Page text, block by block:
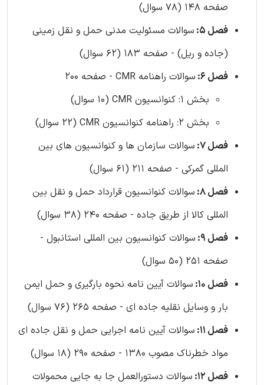
صفحه 148 (78 سوال)
فصل 5:
سوالات مسئولیت مدنی حمل و نقل زمینی
(جاده و ریل) - صفحه 183 (62 سوال)
فصل 6:
سوالات راهنامه CMR - صفحه 200
بخش 1: کنوانسیون CMR (10 سوال)
بخش 2: راهنامه کنوانسیون CMR (22 سوال)
فصل 7:
سوالات سازمان ها و کنوانسیون های بین
المللی گمرکی - صفحه 211 (61 سوال)
فصل 8:
سوالات کنوانسیون قرارداد حمل و نقل بین
المللی کالا از طریق جاده - صفحه 240 (38 سوال)
فصل 9:
سوالات کنوانسیون بین المللی استانبول -
صفحه 251 (50 سوال)
فصل 10:
سوالات آیین نامه نحوه بارگیری و حمل ایمن
بار و وسایل نقلیه جاده ای - صفحه 265 (76 سوال)
فصل 11:
سوالات آیین نامه اجرایی حمل و نقل جاده ای
مواد خطرناک مصوب 1380 - صفحه 290 (18 سوال)
فصل 12:
سوالات دستورالعمل جا به جایی محمولات